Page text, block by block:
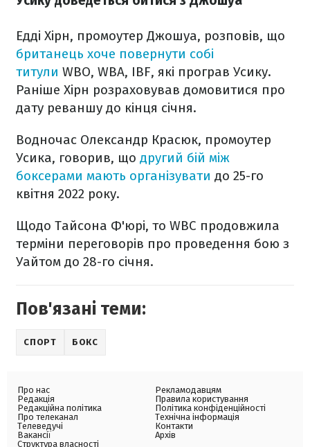
Едді Хірн, промоутер Джошуа, розповів, що
британець хоче повернути собі
титули WBO, WBA, IBF, які програв Усику.
Раніше Хірн розраховував домовитися про
дату реваншу до кінця січня.
Водночас Олександр Красюк, промоутер
Усика, говорив, що другий бій між
боксерами мають організувати до 25-го
квітня 2022 року.
Щодо Тайсона Ф'юрі, то WBC продовжила
терміни переговорів про проведення бою з
Уайтом до 28-го січня.
Пов'язані теми:
СПОРТ БОКС
Про нас
Редакція
Редакційна політика
Про телеканал
Телеведучі
Вакансії
Структура власності
Рекламодавцям
Правила користування
Політика конфіденційності
Технічна інформація
Контакти
Архів